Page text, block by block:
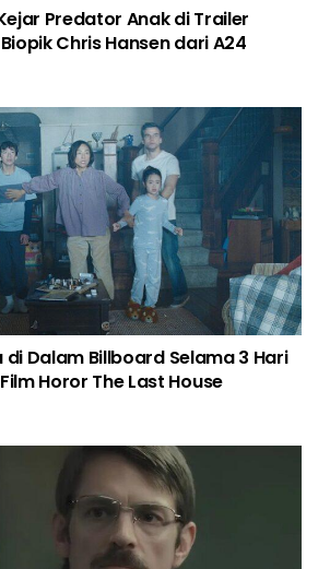
Predator Anak di Trailer
Chris Hansen dari A24
di Dalam Billboard Selama 3 Hari
Horor The Last House